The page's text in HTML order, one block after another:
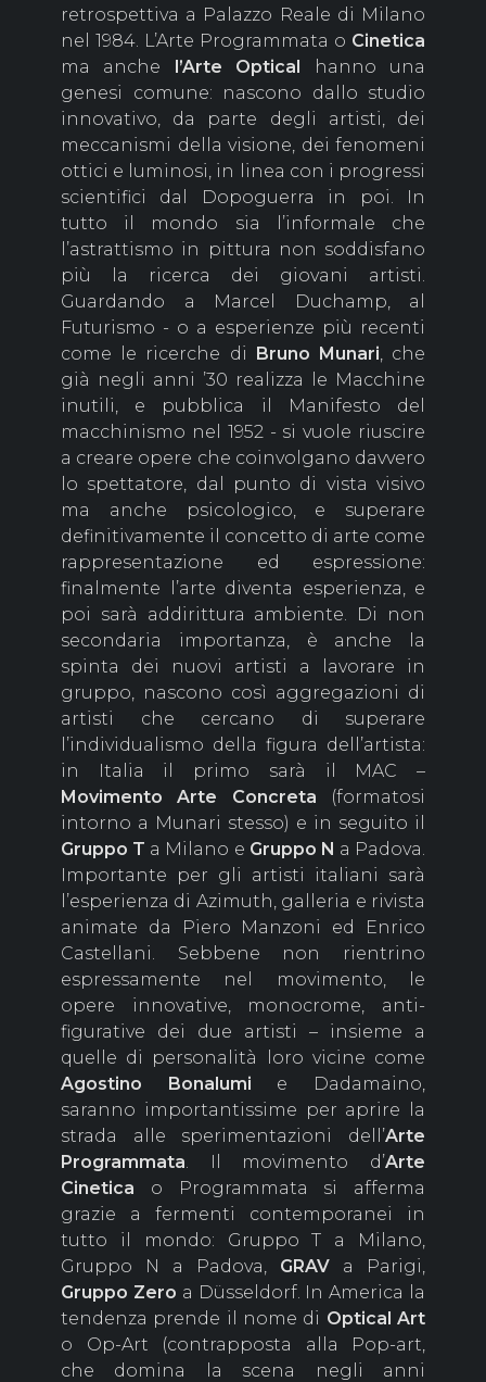
retrospettiva a Palazzo Reale di Milano
nel 1984. L’Arte Programmata o Cinetica
ma anche l’Arte Optical hanno una
genesi comune: nascono dallo studio
innovativo, da parte degli artisti, dei
meccanismi della visione, dei fenomeni
ottici e luminosi, in linea con i progressi
scientifici dal Dopoguerra in poi. In
tutto il mondo sia l’informale che
l’astrattismo in pittura non soddisfano
più la ricerca dei giovani artisti.
Guardando a Marcel Duchamp, al
Futurismo - o a esperienze più recenti
come le ricerche di Bruno Munari , che
già negli anni ’30 realizza le Macchine
inutili, e pubblica il Manifesto del
macchinismo nel 1952 - si vuole riuscire
a creare opere che coinvolgano davvero
lo spettatore, dal punto di vista visivo
ma anche psicologico, e superare
definitivamente il concetto di arte come
rappresentazione ed espressione:
finalmente l’arte diventa esperienza, e
poi sarà addirittura ambiente. Di non
secondaria importanza, è anche la
spinta dei nuovi artisti a lavorare in
gruppo, nascono così aggregazioni di
artisti che cercano di superare
l’individualismo della figura dell’artista:
in Italia il primo sarà il MAC –
Movimento Arte Concreta (formatosi
intorno a Munari stesso) e in seguito il
Gruppo T a Milano e Gruppo N a Padova.
Importante per gli artisti italiani sarà
l’esperienza di Azimuth, galleria e rivista
animate da Piero Manzoni ed Enrico
Castellani. Sebbene non rientrino
espressamente nel movimento, le
opere innovative, monocrome, anti-
figurative dei due artisti – insieme a
quelle di personalità loro vicine come
Agostino
Bonalumi e Dadamaino,
saranno importantissime per aprire la
strada alle sperimentazioni dell’Arte
Programmata . Il movimento d’Arte
Cinetica o Programmata si afferma
grazie a fermenti contemporanei in
tutto il mondo: Gruppo T a Milano,
Gruppo N a Padova, GRAV a Parigi,
Gruppo Zero a Düsseldorf. In America la
tendenza prende il nome di Optical Art
o Op-Art (contrapposta alla Pop-art,
che domina la scena negli anni